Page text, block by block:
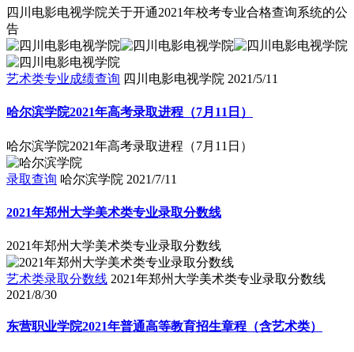
四川电影电视学院关于开通2021年校考专业合格查询系统的公
告
艺术类专业成绩查询 四川电影电视学院 2021/5/11
哈尔滨学院2021年高考录取进程（7月11日）
哈尔滨学院2021年高考录取进程（7月11日）
录取查询 哈尔滨学院 2021/7/11
2021年郑州大学美术类专业录取分数线
2021年郑州大学美术类专业录取分数线
艺术类录取分数线 2021年郑州大学美术类专业录取分数线
2021/8/30
东营职业学院2021年普通高等教育招生章程（含艺术类）